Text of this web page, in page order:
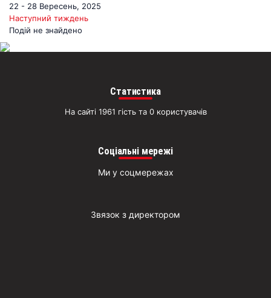
22 - 28 Вересень, 2025
Наступний тиждень
Подій не знайдено
Статистика
На сайті 1961 гість та 0 користувачів
Соціальні мережі
Ми у соцмережах
Звязок з директором